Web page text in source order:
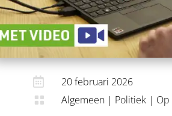
 20 februari 2026
 Algemeen| Politiek|